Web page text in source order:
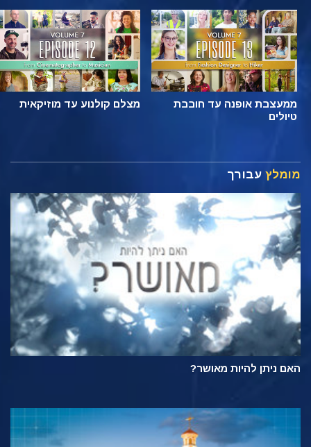
ממעצבת אופנה עד חובבת
טיולים
מצלם קולנוע עד מוזיקאית
מומלץ עבורך
האם ניתן להיות מאושר?